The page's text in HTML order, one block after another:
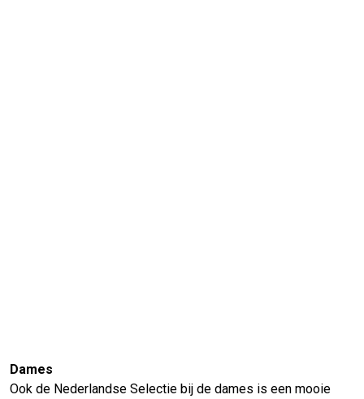
Dames
Ook de Nederlandse Selectie bij de dames is een mooie